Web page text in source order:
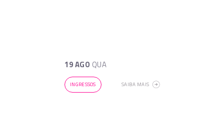
19 AGO QUA
INGRESSOS SAIBA MAIS